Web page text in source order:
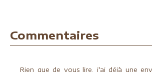
Commentaires
Rien que de vous lire, j'ai déjà une